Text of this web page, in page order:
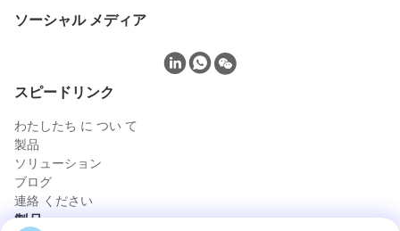
ソーシャル メディア
スピードリンク
わたしたち に つい て
製品
ソリューション
ブログ
連絡 ください
製品